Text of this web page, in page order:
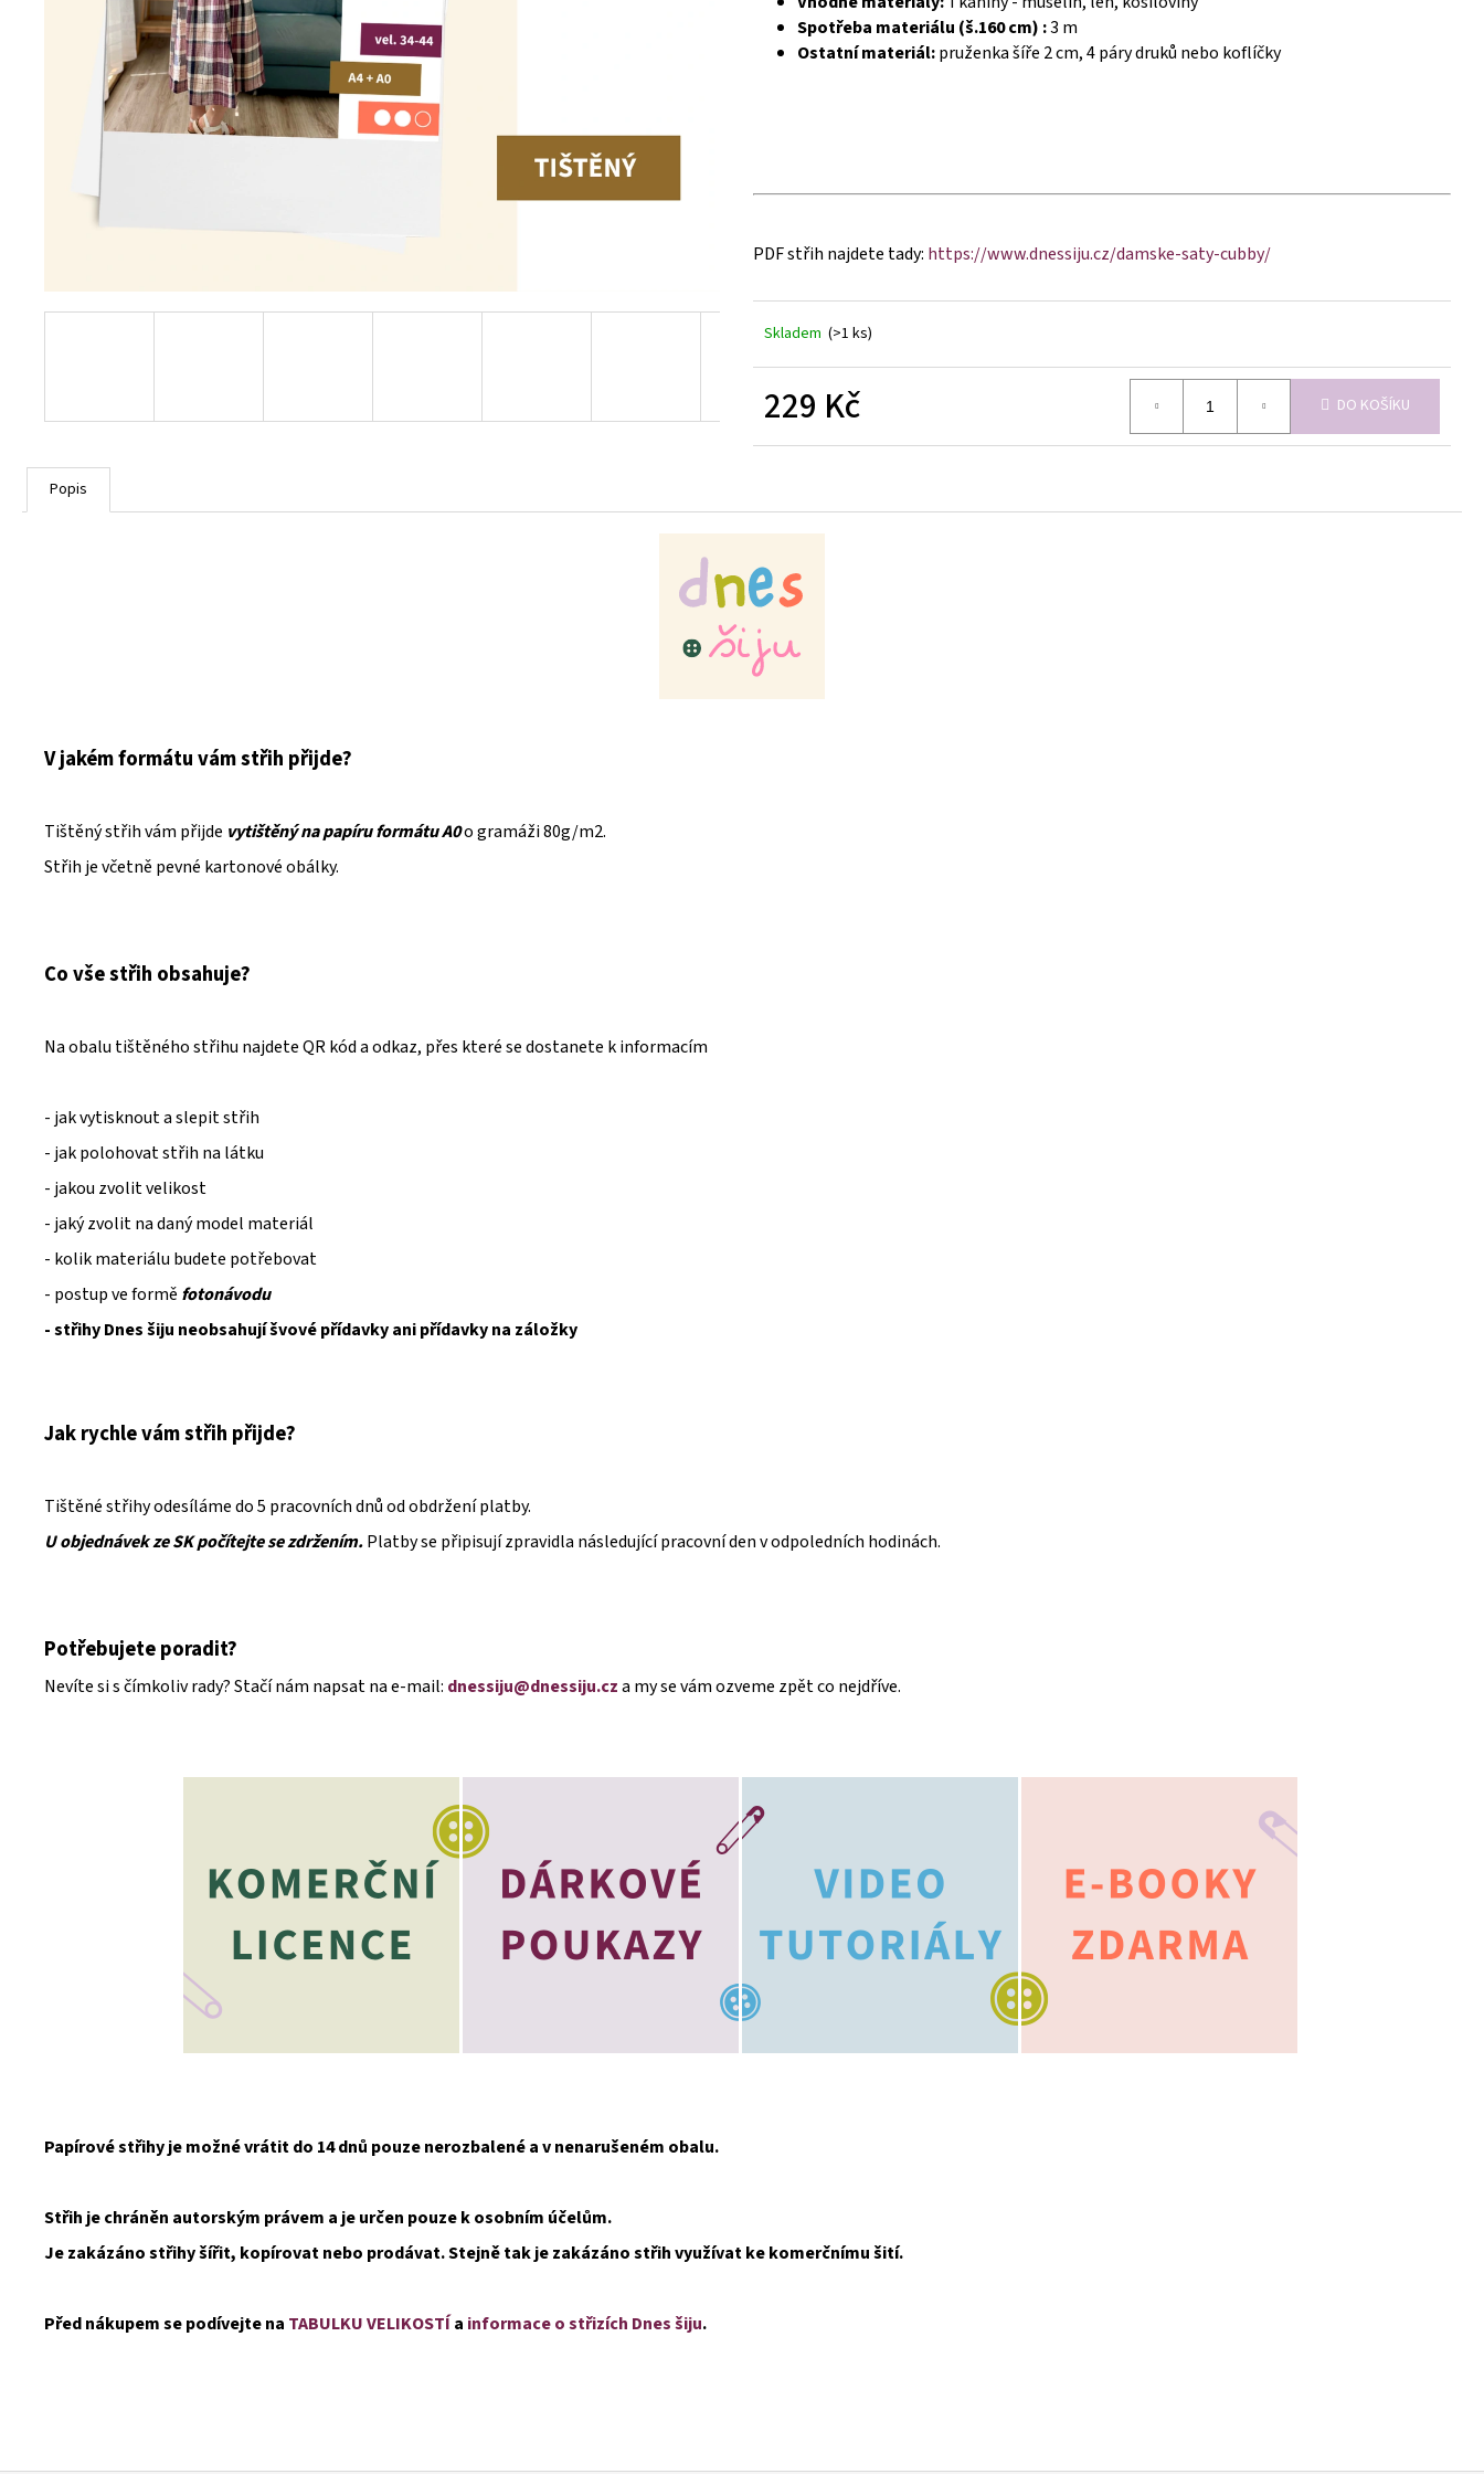
Spotřeba materiálu (š.160 cm) :3 m
Ostatní materiál:pruženka šíře 2 cm, 4 páry druků nebo koflíčky
PDF střih najdete tady: https://www.dnessiju.cz/damske-saty-cubby/
Skladem (>1 ks)
229 Kč
cena:
DO KOŠÍKU
Popis
V jakém formátu vám střih přijde?
Tištěný střih vám přijde vytištěný na papíru formátu A0o gramáži 80g/m2.
Střih je včetně pevné kartonové obálky.
Co vše střih obsahuje?
Na obalu tištěného střihu najdete QR kód a odkaz, přes které se dostanete k informacím
- jak vytisknout a slepit střih
- jak polohovat střih na látku
- jakou zvolit velikost
- jaký zvolit na daný model materiál
- kolik materiálu budete potřebovat
- postup ve formě fotonávodu
- střihy Dnes šiju neobsahují švové přídavky ani přídavky na záložky
Jak rychle vám střih přijde?
Tištěné střihy odesíláme do 5 pracovních dnů od obdržení platby.
U objednávek ze SK počítejte se zdržením.Platby se připisují zpravidla následující pracovní den v odpoledních hodinách.
Potřebujete poradit?
Nevíte si s čímkoliv rady? Stačí nám napsat na e-mail: dnessiju@dnessiju.cza my se vám ozveme zpět co nejdříve.
Papírové střihy je možné vrátit do 14 dnů pouze nerozbalené a v nenarušeném obalu.
Střih je chráněn autorským právem a je určen pouze k osobním účelům.
Je zakázáno střihy šířit, kopírovat nebo prodávat. Stejně tak je zakázáno střih využívat ke komerčnímu šití.
Před nákupem se podívejte na TABULKU VELIKOSTÍa informace o střizích Dnes šiju.